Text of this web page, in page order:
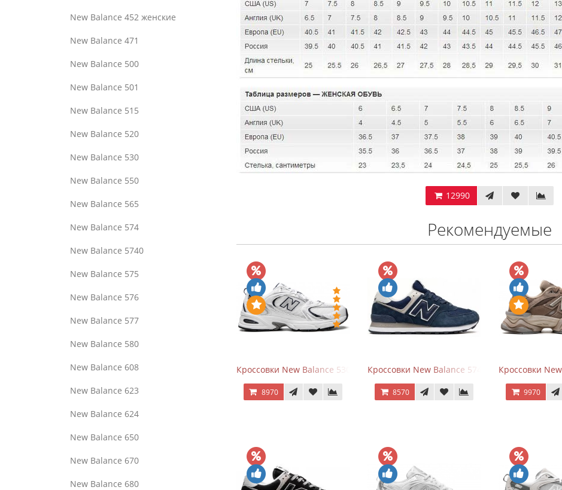
New Balance 452 женские
New Balance 471
New Balance 500
New Balance 501
New Balance 515
New Balance 520
New Balance 530
New Balance 550
New Balance 565
New Balance 574
New Balance 5740
New Balance 575
New Balance 576
New Balance 577
New Balance 580
New Balance 608
New Balance 623
New Balance 624
New Balance 650
New Balance 670
New Balance 680
12990
Рекомендуемые
Кроссовки New Balance 530 White Silver Navy
8970
Кроссовки New Balance 574 Navy Blue White
8570
Кроссовки
9970